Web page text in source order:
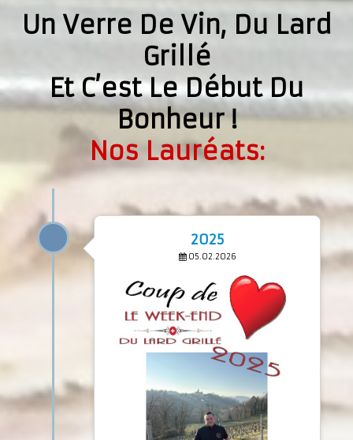
Un Verre De Vin, Du Lard
Grillé
Et C’est Le Début Du
Bonheur !
Nos Lauréats:
2025
05.02.2026